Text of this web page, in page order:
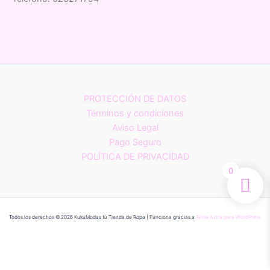
PROTECCIÓN DE DATOS
Términos y condiciones
Aviso Legal
Pago Seguro
POLÍTICA DE PRIVACIDAD
Todos los derechos © 2026 KukuModas tú Tienda de Ropa | Funciona gracias a Tema Astra para WordPress
0